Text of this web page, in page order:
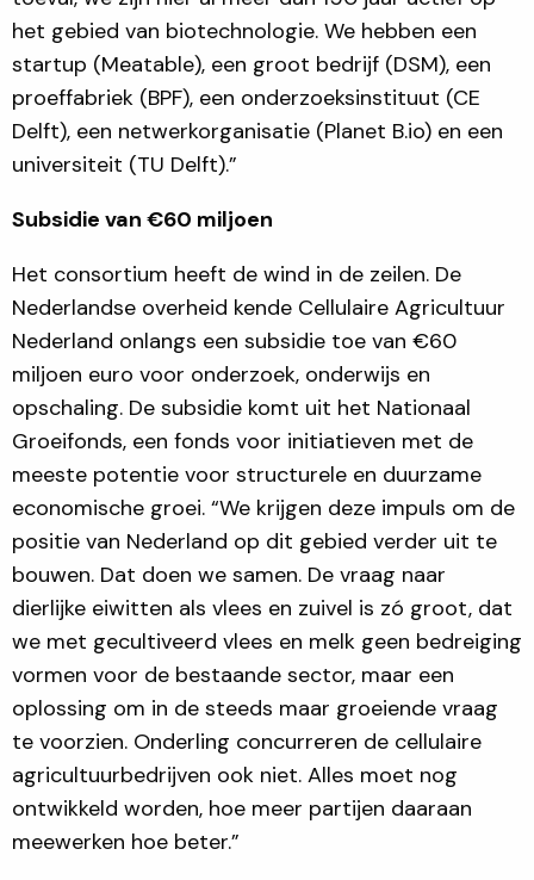
het gebied van biotechnologie. We hebben een
startup (Meatable), een groot bedrijf (DSM), een
proeffabriek (BPF), een onderzoeksinstituut (CE
Delft), een netwerkorganisatie (Planet B.io) en een
universiteit (TU Delft).”
Subsidie van €60 miljoen
Het consortium heeft de wind in de zeilen. De
Nederlandse overheid kende Cellulaire Agricultuur
Nederland onlangs een subsidie toe van €60
miljoen euro voor onderzoek, onderwijs en
opschaling. De subsidie komt uit het Nationaal
Groeifonds, een fonds voor initiatieven met de
meeste potentie voor structurele en duurzame
economische groei. “We krijgen deze impuls om de
positie van Nederland op dit gebied verder uit te
bouwen. Dat doen we samen. De vraag naar
dierlijke eiwitten als vlees en zuivel is zó groot, dat
we met gecultiveerd vlees en melk geen bedreiging
vormen voor de bestaande sector, maar een
oplossing om in de steeds maar groeiende vraag
te voorzien. Onderling concurreren de cellulaire
agricultuurbedrijven ook niet. Alles moet nog
ontwikkeld worden, hoe meer partijen daaraan
meewerken hoe beter.”